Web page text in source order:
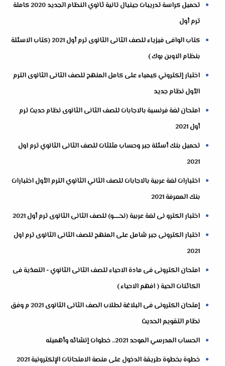
تحميل كراسة تدريبات جينيال تانية ثانوي النظام الجديد 2020 كاملة
ترم أول
كتاب الوافى فيزياء للصف الثانى الثانوى ترم أول 2021 (كتاب الاسئلة
بنظام الاوبن بوك )
اختبار إلكتروني كيمياء على كامل المنهج للصف الثانى الثانوى الترم
الأول نظام جديد
امتحان لغة فرنسية بالاجابات للصف الثانى الثانوى نظام حديث ترم
أول 2021
تحميل بنك أسئلة جبر وحساب مثلثات للصف الثانى الثانوي ترم اول
2021
اختبارات لغة عربية بالاجابات للصف الثاني الثانوي الترم الأول اختبارات
بنك المعرفة 2021
اختبار الكترو نى لغة عربية (نحــــــو) للصف الثانى الثانوى ترم أول 2021
اختبار الكترونى جبر شامل على المنهج للصف الثانى الثانوى ترم اول
2021
امتحان الكترونى فى مادة الاحياء للصف الثانى الثانوي - التعذية فى
الكائنات الحية ( افهم الاحياء )
إمتحان الكترونى فى البلاغة لطلاب الصف الثانى الثانوى 2021 م وفق
نظام التقويم الحديث
الحساب المدرسي الموحد 2021.. خطوات إنشائه وأهميته
خطوة بخطوة طريقة الدخول على منصة الامتحانات الإلكترونية 2021